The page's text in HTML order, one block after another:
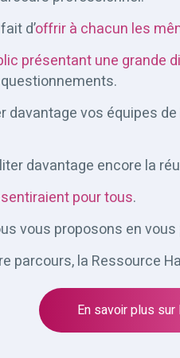
d’offrir à chacun les
présentant une grande
davantage vos équipes
davantage encore la
pour tous.
vous proposons en
parcours, la Ressource
En savoir plus sur